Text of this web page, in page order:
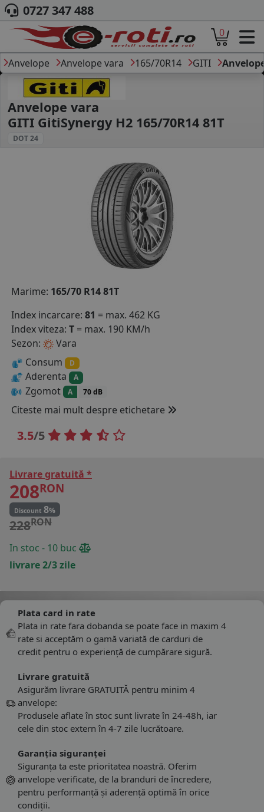
ACASA
DESPRE NOI
ANVELOPE
AUTO
CAMION
MOTO
AGROINDUSTRIALE
DIMENSIUNI
PRODUCATORI ANVELOPE
MARCA AUTO
BLOG
B2B - COLABORARE COMPANII
CONT
CONTACT
0727 347 488
0
Anvelope Anvelope vara 165/70R14 GITI
Anvelope vara
GITI GitiSynergy H2 165/70R14 81T
DOT 24
Marime: 165/70 R14 81T
Index incarcare: 81 = max. 462 KG
Index viteza: T = max. 190 KM/h
Sezon:
Vara
Consum
D
Aderenta A
Zgomot A 70 dB
Citeste mai mult despre etichetare
3.5/5
Livrare gratuită *
208RON
Discount 8%
228RON
In stoc - 10 buc
livrare 2/3 zile
Plata card in rate
Plata in rate fara dobanda se poate face in maxim 4
rate si acceptăm o gamă variată de carduri de
credit pentru o experiență de cumpărare sigură.
Livrare gratuită
Asigurăm livrare GRATUITĂ pentru minim 4
anvelope:
Produsele aflate în stoc sunt livrate în 24-48h, iar
cele din stoc extern în 4-7 zile lucrătoare.
Garanția siguranței
Siguranța ta este prioritatea noastră. Oferim
anvelope verificate, de la branduri de încredere,
pentru performanță și aderență optimă în orice
condiții.